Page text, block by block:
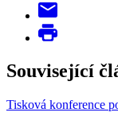
Související
Tisková konference